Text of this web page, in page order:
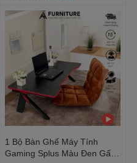
1 Bộ Bàn Ghế Máy Tính
Gaming Splus Màu Đen Gấp